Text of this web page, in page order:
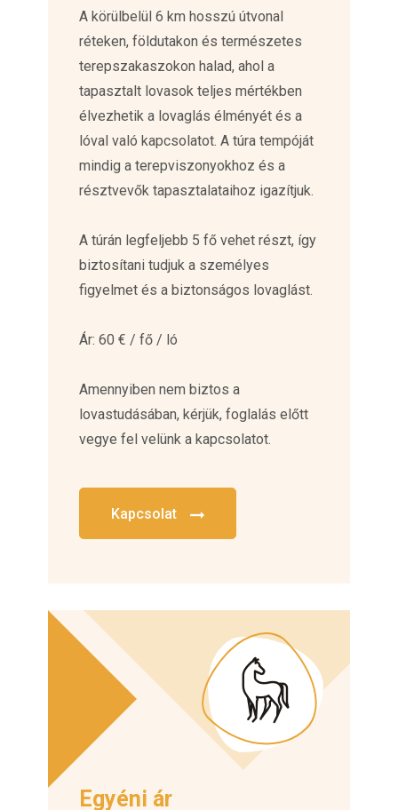
A körülbelül 6 km hosszú útvonal
réteken, földutakon és természetes
terepszakaszokon halad, ahol a
tapasztalt lovasok teljes mértékben
élvezhetik a lovaglás élményét és a
lóval való kapcsolatot. A túra tempóját
mindig a terepviszonyokhoz és a
résztvevők tapasztalataihoz igazítjuk.
A túrán legfeljebb 5 fő vehet részt, így
biztosítani tudjuk a személyes
figyelmet és a biztonságos lovaglást.
Ár: 60 € / fő / ló
Amennyiben nem biztos a
lovastudásában, kérjük, foglalás előtt
vegye fel velünk a kapcsolatot.
Kapcsolat
Egyéni ár